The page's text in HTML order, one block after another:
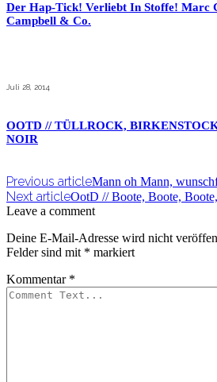
Der Hap-Tick! Verliebt In Stoffe! Marc
Campbell & Co.
Juli 28, 2014
OOTD // TÜLLROCK,
NOIR
Previous articleMann oh Mann,
Next articleOotD // Boote, Boote,
Leave a comment
Deine E-Mail-Adresse wird nicht
Felder sind mit * markiert
Kommentar *